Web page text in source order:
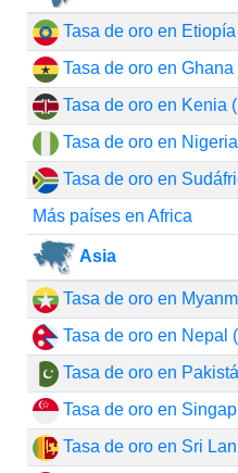
Tasa de oro en
Tasa de oro en Ghana
Tasa de oro en Kenia
Tasa de oro en
Tasa de oro en
Más países en Africa
Asia
Tasa de oro en
Tasa de oro en Nepal
Tasa de oro en
Tasa de oro en
Tasa de oro en Sri